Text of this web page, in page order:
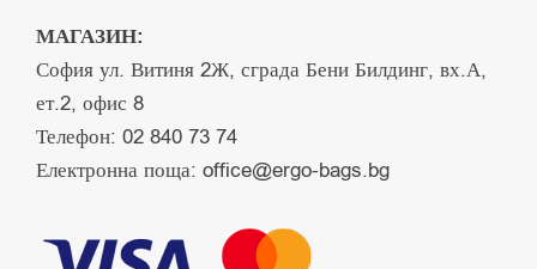
МАГАЗИН:
София ул. Витиня 2Ж, сграда Бени Билдинг, вх.А,
ет.2, офис 8
Телефон: 02 840 73 74
Електронна поща: office@ergo-bags.bg